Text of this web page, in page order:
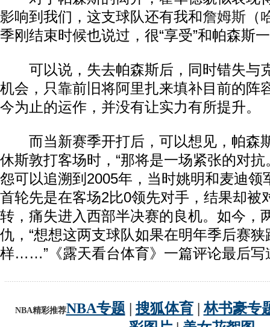
影响到我们，这支球队还有我和詹姆斯 （
季刚结束时候也说过，很“享受”和帕森斯
可以说，失去帕森斯后，同时错失与
机会，只靠前旧将阿里扎来填补目前的阵
今为止的运作，并没有让实力有所提升。
而当新赛季开打后，可以想见，帕森
休斯敦打客场时，“那将是一场紧张的对抗
怨可以追溯到2005年，当时姚明和麦迪领
首轮先是在客场2比0领先对手，结果却被
转，痛失进入西部半决赛的良机。如今，
仇，“想想这两支球队如果在明年季后赛
样……”《露天看台体育》一篇评论最后写